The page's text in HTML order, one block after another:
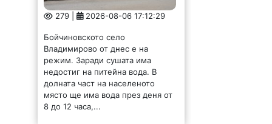
279 | 2026-08-06 17:12:29
Бойчиновското село
Владимирово от днес е на
режим. Заради сушата има
недостиг на питейна вода. В
долната част на населеното
място ще има вода през деня от
8 до 12 часа,...